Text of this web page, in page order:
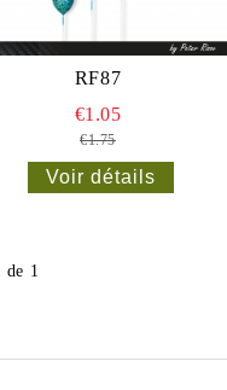
RF87
€1.05
€1.75
Voir détails
de 1